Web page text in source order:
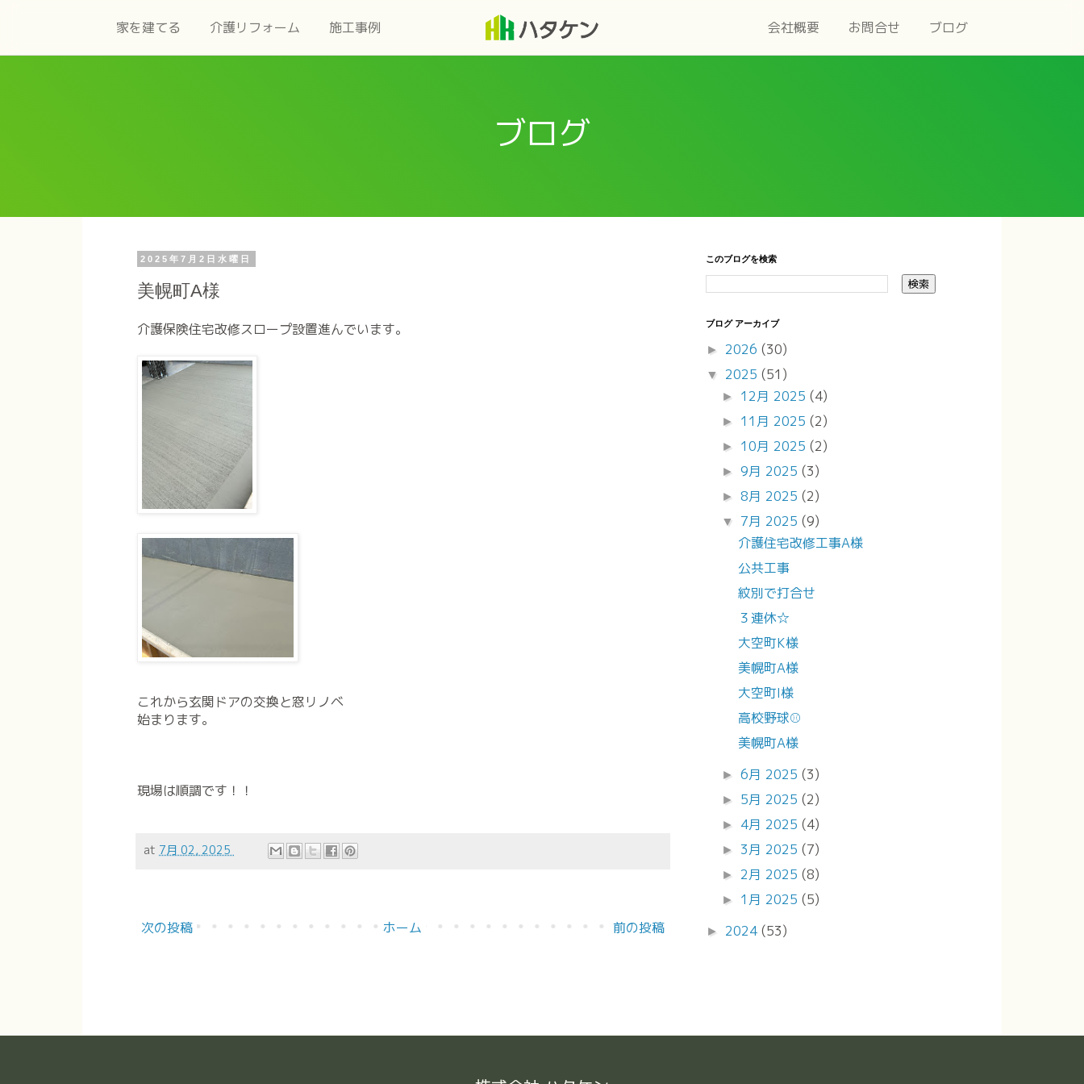
家を建てる 介護リフォーム 施工事例 会社概要 お問合せ ブログ
ブログ
2025年7月2日水曜日
美幌町A様
介護保険住宅改修スロープ設置進んでいます。
これから玄関ドアの交換と窓リノベ
始まります。
現場は順調です！！
at 7月 02, 2025
次の投稿 前の投稿
ホーム
このブログを検索
ブログ アーカイブ
► 2026 (30)
▼ 2025 (51)
► 12月 2025 (4)
► 11月 2025 (2)
► 10月 2025 (2)
► 9月 2025 (3)
► 8月 2025 (2)
▼ 7月 2025 (9)
介護住宅改修工事A様
公共工事
紋別で打合せ
３連休☆
大空町K様
美幌町A様
大空町I様
高校野球⚾
美幌町A様
► 6月 2025 (3)
► 5月 2025 (2)
► 4月 2025 (4)
► 3月 2025 (7)
► 2月 2025 (8)
► 1月 2025 (5)
► 2024 (53)